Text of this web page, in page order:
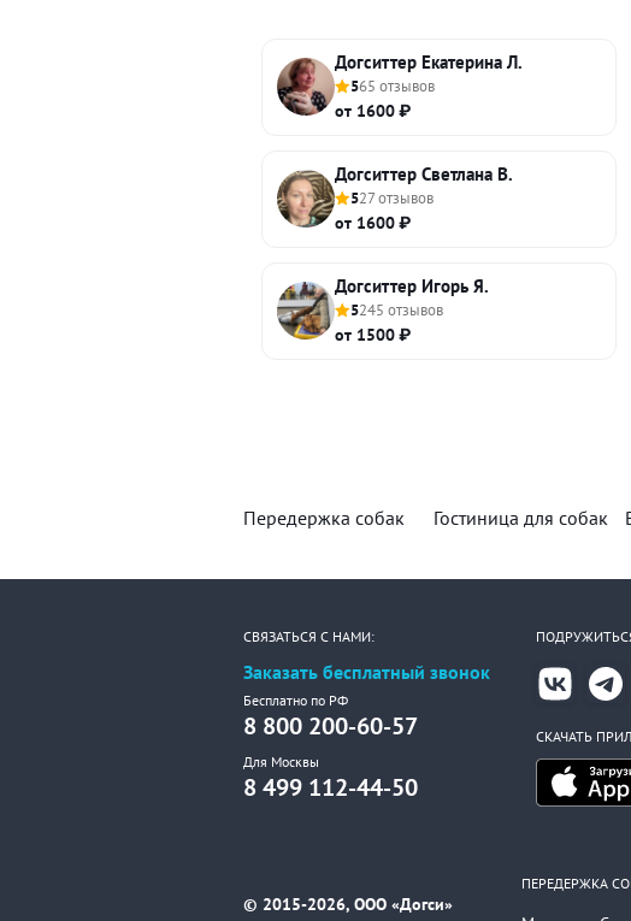
Догситтер Екатерина Л.
565 отзывов
от 1600 ₽
Догситтер Светлана В.
527 отзывов
от 1600 ₽
Догситтер Игорь Я.
5245 отзывов
от 1500 ₽
Передержка собак Гостиница для собак
СВЯЗАТЬСЯ С НАМИ:
Заказать бесплатный звонок
Бесплатно по РФ
8 800 200-60-57
Для Москвы
8 499 112-44-50
СКАЧАТЬ
© 2015-2026, ООО «Догси»
ПЕРЕДЕРЖКА